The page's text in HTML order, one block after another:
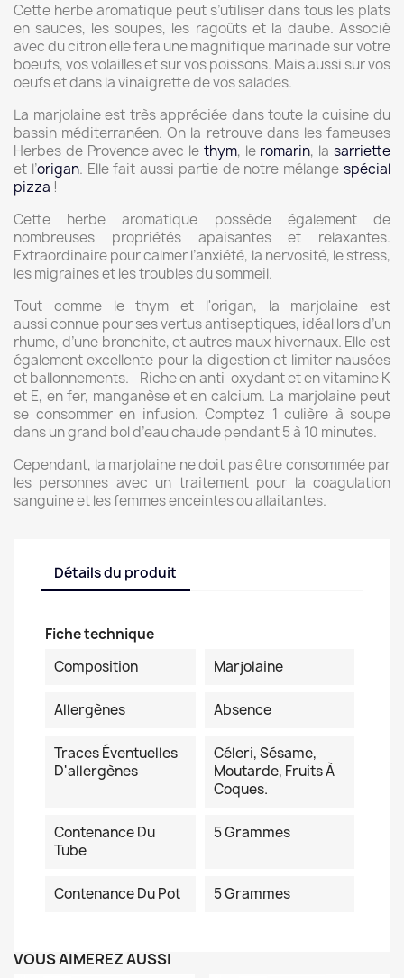
Cette herbe aromatique peut s’utiliser dans tous les plats
en sauces, les soupes, les ragoûts et la daube. Associé
avec du citron elle fera une magnifique marinade sur votre
boeufs, vos volailles et sur vos poissons. Mais aussi sur vos
oeufs et dans la vinaigrette de vos salades.
La marjolaine est très appréciée dans toute la cuisine du
bassin méditerranéen. On la retrouve dans les fameuses
Herbes de Provence avec le thym, le romarin, lasarriette
et l’origan. Elle fait aussi partie de notre mélangespécial
pizza !
Cette herbe aromatique possède également de
nombreuses propriétés apaisantes et relaxantes.
Extraordinaire pour calmer l’anxiété, la nervosité, le stress,
les migraines et les troubles du sommeil.
Tout comme le thym et l'origan, la marjolaine est
aussi connue pour ses vertus antiseptiques, idéal lors d’un
rhume, d’une bronchite, et autres maux hivernaux. Elle est
également excellente pour la digestion et limiter nausées
et ballonnements. Riche en anti-oxydant et en vitamine K
et E, en fer, manganèse et en calcium. La marjolaine peut
se consommer en infusion. Comptez 1 culière à soupe
dans un grand bol d’eau chaude pendant 5 à 10 minutes.
Cependant, la marjolaine ne doit pas être consommée par
les personnes avec un traitement pour la coagulation
sanguine et les femmes enceintes ou allaitantes.
Détails du produit
Fiche technique
Composition
Marjolaine
Allergènes Absence
Traces Éventuelles
D'allergènes
Céleri, Sésame,
Moutarde, Fruits À
Coques.
Contenance Du
Tube
5 Grammes
Contenance Du Pot 5 Grammes
VOUS AIMEREZ AUSSI